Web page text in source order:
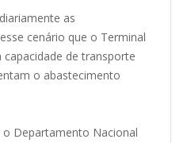
as
cenário que o Terminal
de transporte
o abastecimento
Departamento Nacional